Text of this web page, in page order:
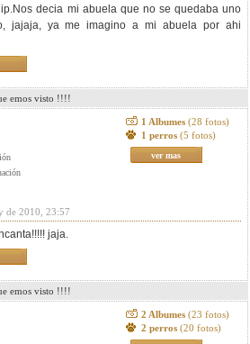
decia mi abuela que no se quedaba uno
jajaja, ya me imagino a mi abuela por ahi
emos visto !!!!
1 Albumes (28 fotos)
1 perros (5 fotos)
ver mas
de 2010, 23:57
jaja.
emos visto !!!!
2 Albumes (23 fotos)
2 perros (20 fotos)